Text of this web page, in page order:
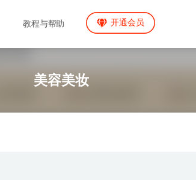
教程与帮助 开通会员
美容美妆